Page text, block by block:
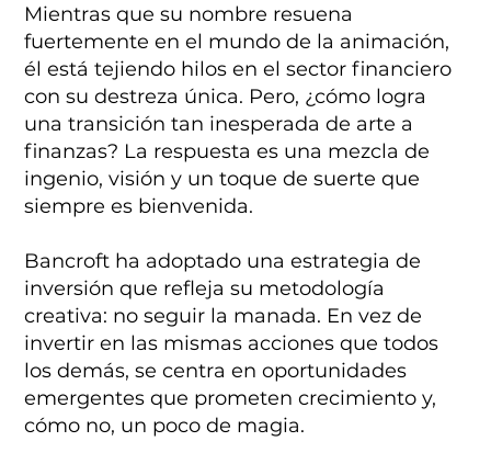
Mientras que su nombre resuena
fuertemente en el mundo de la animación,
él está tejiendo hilos en el sector financiero
con su destreza única. Pero, ¿cómo logra
una transición tan inesperada de arte a
finanzas? La respuesta es una mezcla de
ingenio, visión y un toque de suerte que
siempre es bienvenida.
Bancroft ha adoptado una estrategia de
inversión que refleja su metodología
creativa: no seguir la manada. En vez de
invertir en las mismas acciones que todos
los demás, se centra en oportunidades
emergentes que prometen crecimiento y,
cómo no, un poco de magia.